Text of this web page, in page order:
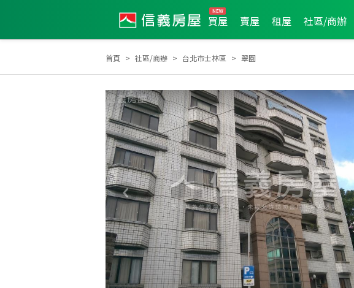
買屋 賣屋 租屋 社區/商辦
首頁 社區/商辦 台北市士林區 翠園
2026年3月區業績TOP3 2025年7月區業績TOP2 2026年3月區成件TOP1